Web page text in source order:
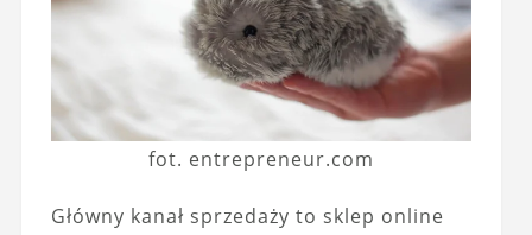
fot. entrepreneur.com
Główny kanał sprzedaży to sklep online